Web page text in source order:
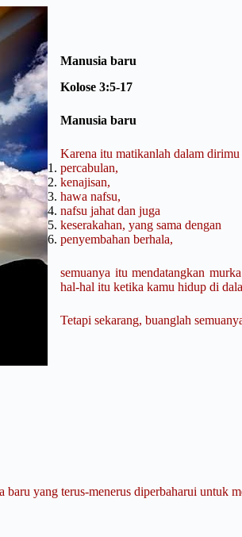
Manusia baru
Kolose 3:5-17
Manusia baru
Karena itu matikanlah dalam
percabulan,
kenajisan,
hawa nafsu,
nafsu jahat dan juga
keserakahan, yang sama dengan
penyembahan berhala,
semuanya itu mendatangkan
hal-hal itu ketika kamu hidup di
Tetapi sekarang, buanglah
yang terus-menerus diperbaharui untuk